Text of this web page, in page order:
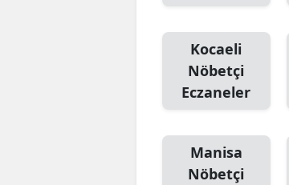
Kocaeli
Nöbetçi
Eczaneler
Manisa
Nöbetçi